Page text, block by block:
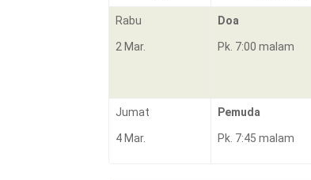
Rabu
2 Mar.
Doa
Pk. 7:00 malam
Jumat
4 Mar.
Pemuda
Pk. 7:45 malam